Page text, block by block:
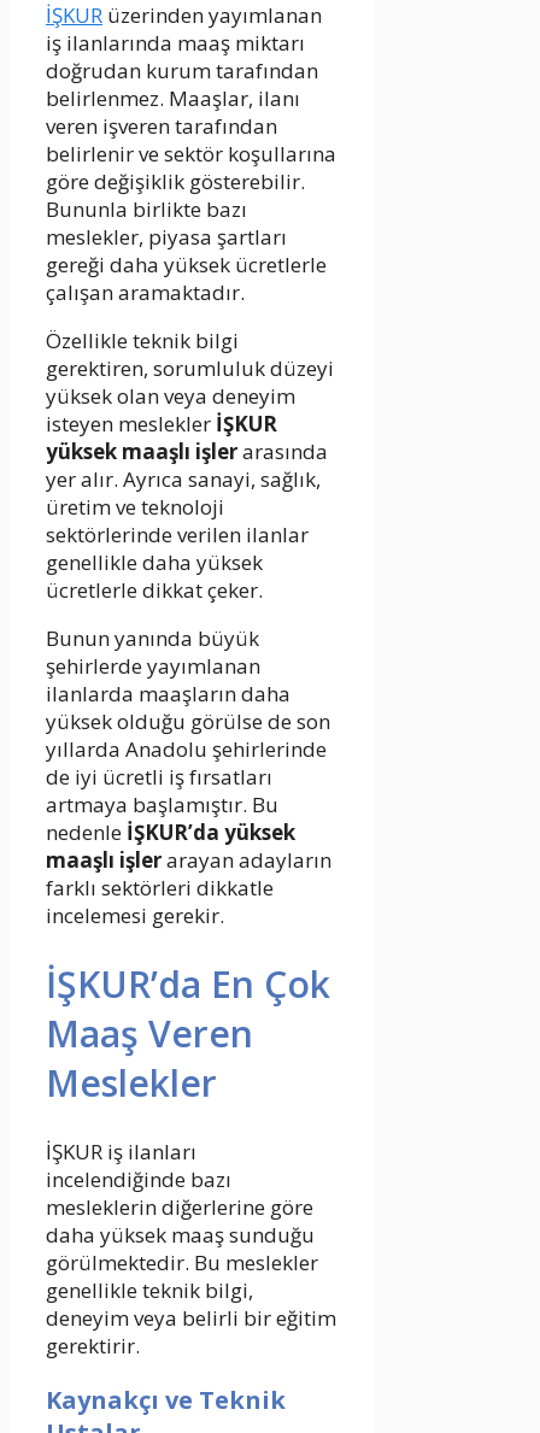
İŞKUR üzerinden yayımlanan
iş ilanlarında maaş miktarı
doğrudan kurum tarafından
belirlenmez. Maaşlar, ilanı
veren işveren tarafından
belirlenir ve sektör koşullarına
göre değişiklik gösterebilir.
Bununla birlikte bazı
meslekler, piyasa şartları
gereği daha yüksek ücretlerle
çalışan aramaktadır.
Özellikle teknik bilgi
gerektiren, sorumluluk düzeyi
yüksek olan veya deneyim
isteyen meslekler İŞKUR
yüksek maaşlı işlerarasında
yer alır. Ayrıca sanayi, sağlık,
üretim ve teknoloji
sektörlerinde verilen ilanlar
genellikle daha yüksek
ücretlerle dikkat çeker.
Bunun yanında büyük
şehirlerde yayımlanan
ilanlarda maaşların daha
yüksek olduğu görülse de son
yıllarda Anadolu şehirlerinde
de iyi ücretli iş fırsatları
artmaya başlamıştır. Bu
nedenle İŞKUR’da yüksek
maaşlı işlerarayan adayların
farklı sektörleri dikkatle
incelemesi gerekir.
İŞKUR’da En Çok
Maaş Veren
Meslekler
İŞKUR iş ilanları
incelendiğinde bazı
mesleklerin diğerlerine göre
daha yüksek maaş sunduğu
görülmektedir. Bu meslekler
genellikle teknik bilgi,
deneyim veya belirli bir eğitim
gerektirir.
Kaynakçı ve Teknik